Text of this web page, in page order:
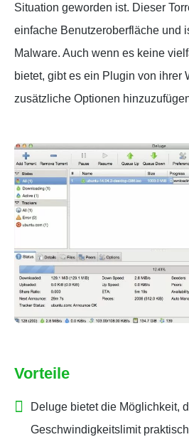
Situation geworden ist. Dieser
einfache Benutzeroberfläche und
Malware. Auch wenn es keine
bietet, gibt es ein Plugin von ihrer
zusätzliche Optionen
Vorteile
Deluge bietet die Möglichkeit,
Geschwindigkeitslimit